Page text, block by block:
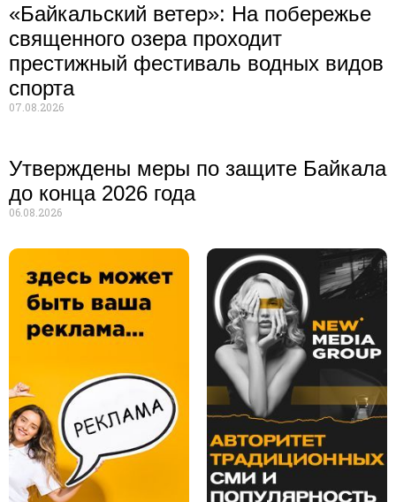
«Байкальский ветер»: На побережье
священного озера проходит
престижный фестиваль водных видов
спорта
07.08.2026
Утверждены меры по защите Байкала
до конца 2026 года
06.08.2026